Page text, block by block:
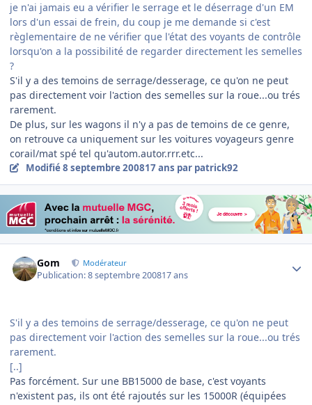
je n'ai jamais eu a vérifier le serrage et le déserrage d'un EM
lors d'un essai de frein, du coup je me demande si c'est
règlementaire de ne vérifier que l'état des voyants de contrôle
lorsqu'on a la possibilité de regarder directement les semelles
?
S'il y a des temoins de serrage/desserage, ce qu'on ne peut
pas directement voir l'action des semelles sur la roue...ou trés
rarement.
De plus, sur les wagons il n'y a pas de temoins de ce genre,
on retrouve ca uniquement sur les voitures voyageurs genre
corail/mat spé tel qu'autom.autor.rrr.etc...
Modifié8 septembre 200817 ans par patrick92
Gom Modérateur
Publication:8 septembre 200817 ans
S'il y a des temoins de serrage/desserage, ce qu'on ne peut
pas directement voir l'action des semelles sur la roue...ou trés
rarement.
[..]
Pas forcément. Sur une BB15000 de base, c'est voyants
n'existent pas, ils ont été rajoutés sur les 15000R (équipées